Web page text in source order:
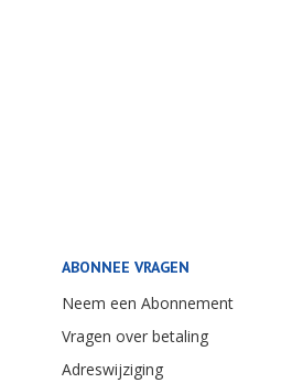
ABONNEE VRAGEN
Neem een Abonnement
Vragen over betaling
Adreswijziging